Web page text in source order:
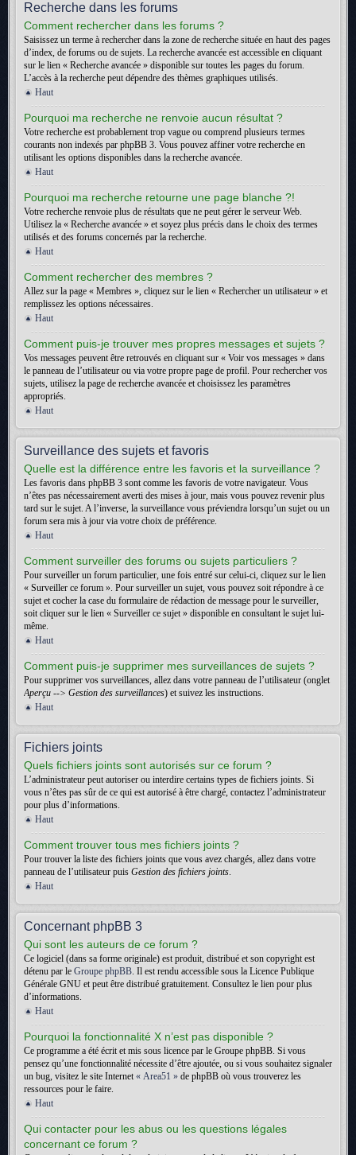
Recherche dans les forums
Comment rechercher dans les forums ?
Saisissez un terme à rechercher dans la zone de recherche située en haut des pages
d’index, de forums ou de sujets. La recherche avancée est accessible en cliquant
sur le lien « Recherche avancée » disponible sur toutes les pages du forum.
L’accès à la recherche peut dépendre des thèmes graphiques utilisés.
Haut
Pourquoi ma recherche ne renvoie aucun résultat ?
Votre recherche est probablement trop vague ou comprend plusieurs termes
courants non indexés par phpBB 3. Vous pouvez affiner votre recherche en
utilisant les options disponibles dans la recherche avancée.
Haut
Pourquoi ma recherche retourne une page blanche ?!
Votre recherche renvoie plus de résultats que ne peut gérer le serveur Web.
Utilisez la « Recherche avancée » et soyez plus précis dans le choix des termes
utilisés et des forums concernés par la recherche.
Haut
Comment rechercher des membres ?
Allez sur la page « Membres », cliquez sur le lien « Rechercher un utilisateur » et
remplissez les options nécessaires.
Haut
Comment puis-je trouver mes propres messages et sujets ?
Vos messages peuvent être retrouvés en cliquant sur « Voir vos messages » dans
le panneau de l’utilisateur ou via votre propre page de profil. Pour rechercher vos
sujets, utilisez la page de recherche avancée et choisissez les paramètres
appropriés.
Haut
Surveillance des sujets et favoris
Quelle est la différence entre les favoris et la surveillance ?
Les favoris dans phpBB 3 sont comme les favoris de votre navigateur. Vous
n’êtes pas nécessairement averti des mises à jour, mais vous pouvez revenir plus
tard sur le sujet. A l’inverse, la surveillance vous préviendra lorsqu’un sujet ou un
forum sera mis à jour via votre choix de préférence.
Haut
Comment surveiller des forums ou sujets particuliers ?
Pour surveiller un forum particulier, une fois entré sur celui-ci, cliquez sur le lien
« Surveiller ce forum ». Pour surveiller un sujet, vous pouvez soit répondre à ce
sujet et cocher la case du formulaire de rédaction de message pour le surveiller,
soit cliquer sur le lien « Surveiller ce sujet » disponible en consultant le sujet lui-
même.
Haut
Comment puis-je supprimer mes surveillances de sujets ?
Pour supprimer vos surveillances, allez dans votre panneau de l’utilisateur (onglet
Aperçu --> Gestion des surveillances) et suivez les instructions.
Haut
Fichiers joints
Quels fichiers joints sont autorisés sur ce forum ?
L’administrateur peut autoriser ou interdire certains types de fichiers joints. Si
vous n’êtes pas sûr de ce qui est autorisé à être chargé, contactez l’administrateur
pour plus d’informations.
Haut
Comment trouver tous mes fichiers joints ?
Pour trouver la liste des fichiers joints que vous avez chargés, allez dans votre
panneau de l’utilisateur puis Gestion des fichiers joints.
Haut
Concernant phpBB 3
Qui sont les auteurs de ce forum ?
Ce logiciel (dans sa forme originale) est produit, distribué et son copyright est
détenu par le Groupe phpBB. Il est rendu accessible sous la Licence Publique
Générale GNU et peut être distribué gratuitement. Consultez le lien pour plus
d’informations.
Haut
Pourquoi la fonctionnalité X n’est pas disponible ?
Ce programme a été écrit et mis sous licence par le Groupe phpBB. Si vous
pensez qu’une fonctionnalité nécessite d’être ajoutée, ou si vous souhaitez signaler
un bug, visitez le site Internet« Area51 » de phpBB où vous trouverez les
ressources pour le faire.
Haut
Qui contacter pour les abus ou les questions légales
concernant ce forum ?